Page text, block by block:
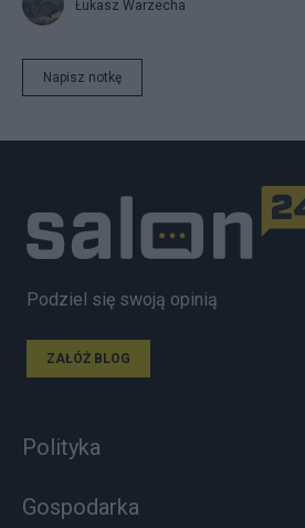
Łukasz Warzecha
Napisz notkę
Podziel się swoją opinią
ZAŁÓŻ BLOG
Polityka
Gospodarka